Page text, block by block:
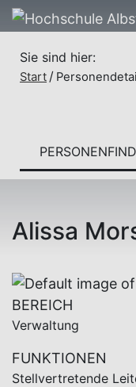
Sie sind hier:
Start
Alissa
BEREICH
Verwaltung
FUNKTIONEN
Stellvertretende